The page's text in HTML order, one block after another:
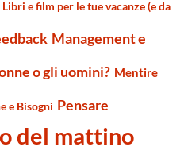
Libri e film per le tue vacanze (e da
Management e
o gli uomini? Mentire
e Bisogni Pensare
del mattino